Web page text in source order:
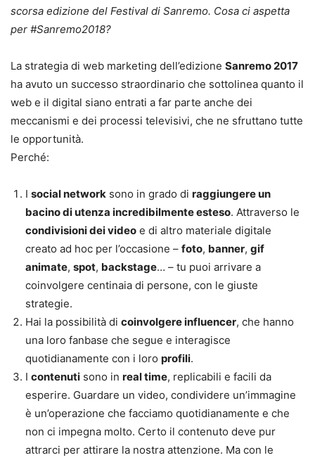
scorsa edizione del Festival di Sanremo. Cosa ci aspetta
per #Sanremo2018?
La strategia di web marketing dell’edizione Sanremo 2017
ha avuto un successo straordinario che sottolinea quanto il
web e il digital siano entrati a far parte anche dei
meccanismi e dei processi televisivi, che ne sfruttano tutte
le opportunità.
Perché:
I social network sono in grado di raggiungere un
bacino di utenza incredibilmente esteso. Attraverso le
condivisioni dei video e di altro materiale digitale
creato ad hoc per l’occasione – foto, banner, gif
animate, spot, backstage… – tu puoi arrivare a
coinvolgere centinaia di persone, con le giuste
strategie.
Hai la possibilità di coinvolgere influencer, che hanno
una loro fanbase che segue e interagisce
quotidianamente con i loro profili.
I contenuti sono in real time, replicabili e facili da
esperire. Guardare un video, condividere un’immagine
è un’operazione che facciamo quotidianamente e che
non ci impegna molto. Certo il contenuto deve pur
attrarci per attirare la nostra attenzione. Ma con le